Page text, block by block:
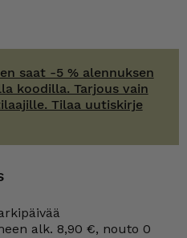
saat -5 % alennuksen
koodilla. Tarjous vain
Tilaa uutiskirje
alk. 8,90 €, nouto 0